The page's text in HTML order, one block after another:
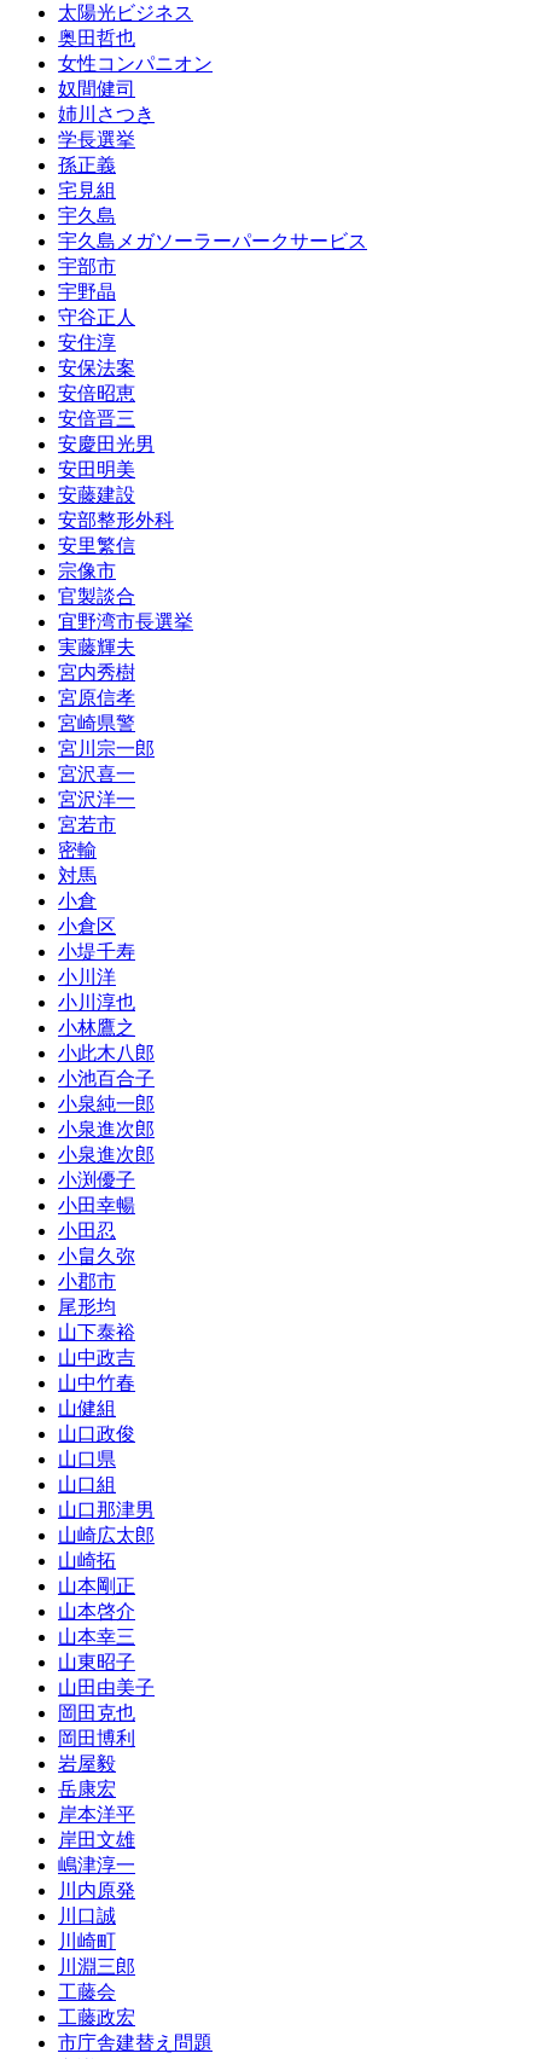
太陽光ビジネス
奥田哲也
女性コンパニオン
奴間健司
姉川さつき
学長選挙
孫正義
宅見組
宇久島
宇久島メガソーラーパークサービス
宇部市
宇野晶
守谷正人
安住淳
安保法案
安倍昭恵
安倍晋三
安慶田光男
安田明美
安藤建設
安部整形外科
安里繁信
宗像市
官製談合
宜野湾市長選挙
実藤輝夫
宮内秀樹
宮原信孝
宮崎県警
宮川宗一郎
宮沢喜一
宮沢洋一
宮若市
密輸
対馬
小倉
小倉区
小堤千寿
小川洋
小川淳也
小林鷹之
小此木八郎
小池百合子
小泉純一郎
小泉進次郎
小泉進次郎
小渕優子
小田幸暢
小田忍
小畠久弥
小郡市
尾形均
山下泰裕
山中政吉
山中竹春
山健組
山口政俊
山口県
山口組
山口那津男
山崎広太郎
山崎拓
山本剛正
山本啓介
山本幸三
山東昭子
山田由美子
岡田克也
岡田博利
岩屋毅
岳康宏
岸本洋平
岸田文雄
嶋津淳一
川内原発
川口誠
川崎町
川淵三郎
工藤会
工藤政宏
市庁舎建替え問題